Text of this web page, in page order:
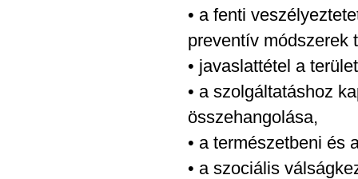
• a fenti
preventív módszerek
• javaslattétel a
• a szolgáltatáshoz
összehangolása,
• a természetbeni és
• a szociális